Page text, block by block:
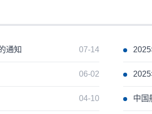
通知 07-14
06-02
04-10 中国